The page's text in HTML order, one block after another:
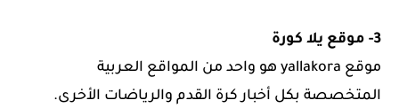
3- موقع يلا كورة
موقع yallakora هو واحد من المواقع العربية
المتخصصة بكل أخبار كرة القدم والرياضات الأخرى.